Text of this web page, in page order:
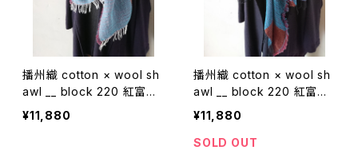
播州織 cotton × wool sh
awl __ block 220 紅富士
W
¥11,880
播州織 cotton × wool sh
awl __ block 220 紅富士
K
¥11,880
SOLD OUT